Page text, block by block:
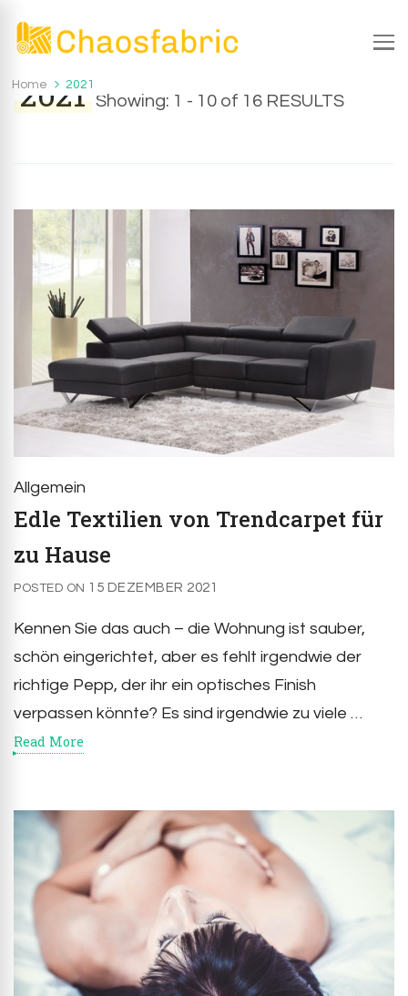
Chaosfabric.de
Home 2021
2021 Showing: 1 - 10 of 16 RESULTS
Allgemein
Edle Textilien von Trendcarpet für
zu Hause
POSTED ON 15 DEZEMBER 2021
Kennen Sie das auch – die Wohnung ist sauber,
schön eingerichtet, aber es fehlt irgendwie der
richtige Pepp, der ihr ein optisches Finish
verpassen könnte? Es sind irgendwie zu viele …
Read More